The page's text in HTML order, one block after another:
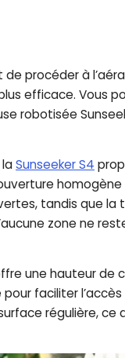
procéder à
efficace. Vous
robotisée
Sunseeker S4
tandis que
zone ne
une hauteur de
faciliter
régulière, ce